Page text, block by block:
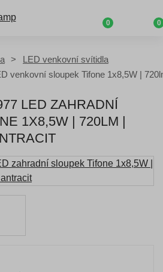
0 0
LED venkovní svítidla
venkovní sloupek Tifone 1x8,5W |
LED ZAHRADNÍ
1X8,5W | 720LM |